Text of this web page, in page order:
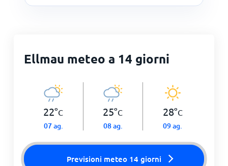
Ellmau meteo a 14 giorni
22°C
07 ag.
25°C
08 ag.
28°C
09 ag.
Previsioni meteo 14 giorni